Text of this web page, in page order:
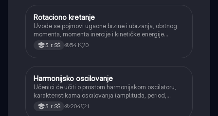
Fizika
Rotaciono kretanje
Uvode se pojmovi ugaone brzine i ubrzanja, obrtnog
momenta, momenta inercije i kinetičke energije
rotacije.
3. r. SŠ 541 0
Fizika
Harmonijsko oscilovanje
Učenici će učiti o prostom harmonijskom oscilatoru,
karakteristikama oscilovanja (amplituda, period,
frekvencija) i primerima poput klatna i sistema opruga-
masa.
3. r. SŠ 204 1